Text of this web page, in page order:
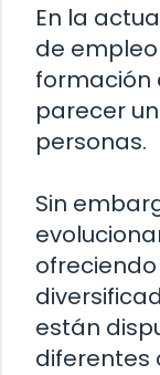
En la
de
formación
parecer
personas.
Sin
están
diferentes